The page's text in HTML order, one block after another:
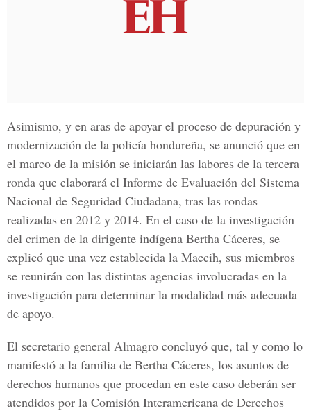
Asimismo, y en aras de apoyar el proceso de depuración y
modernización de la policía hondureña, se anunció que en
el marco de la misión se iniciarán las labores de la tercera
ronda que elaborará el Informe de Evaluación del Sistema
Nacional de Seguridad Ciudadana, tras las rondas
realizadas en 2012 y 2014. En el caso de la investigación
del crimen de la dirigente indígena Bertha Cáceres, se
explicó que una vez establecida la Maccih, sus miembros
se reunirán con las distintas agencias involucradas en la
investigación para determinar la modalidad más adecuada
de apoyo.
El secretario general Almagro concluyó que, tal y como lo
manifestó a la familia de Bertha Cáceres, los asuntos de
derechos humanos que procedan en este caso deberán ser
atendidos por la Comisión Interamericana de Derechos